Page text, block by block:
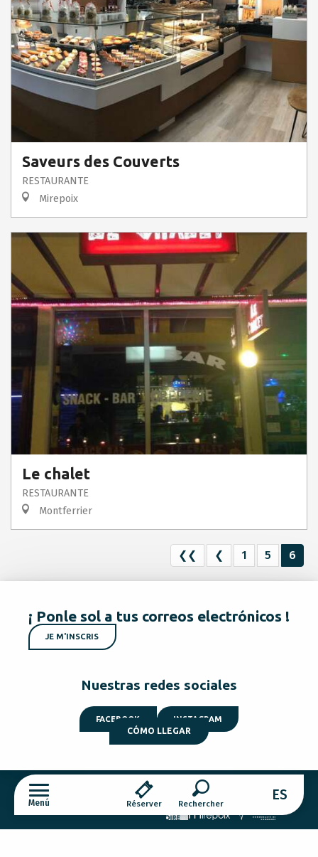
Menú Réserver
Buscar
ES
Saveurs des Couverts
RESTAURANTE
Mirepoix
Le chalet
RESTAURANTE
Montferrier
❮❮ ❮ 1 5 6
¡ Ponle sol a tus correos electrónicos !
JE M'INSCRIS
Nuestras redes sociales
FACEBOOK INSTAGRAM
CÓMO LLEGAR
Cookies